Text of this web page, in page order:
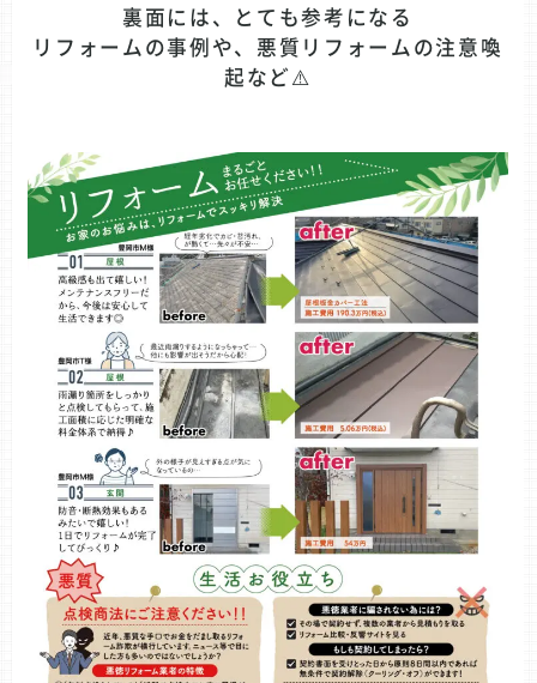
裏面には、とても参考になる
リフォームの事例や、悪質リフォームの注意喚
起など⚠️